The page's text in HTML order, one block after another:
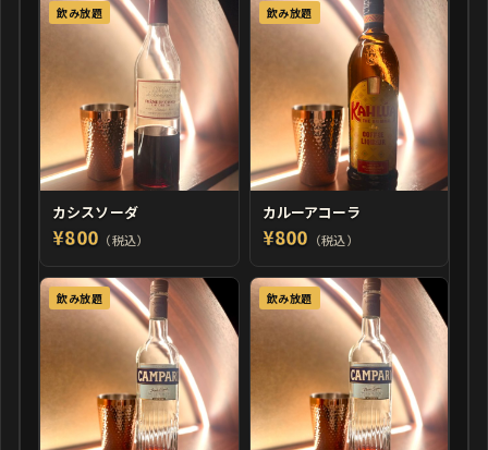
飲み放題
カシスソーダ
¥800 （税込）
飲み放題
カルーアコーラ
¥800 （税込）
飲み放題 飲み放題